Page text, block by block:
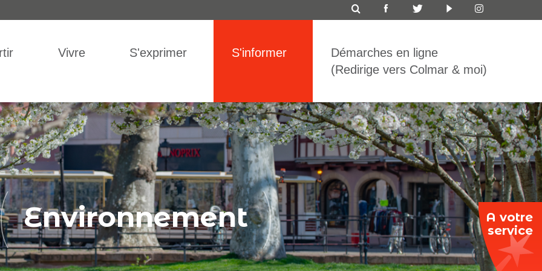
A votre
service
ICON
TOP
BAR
Vivre S'exprimer S'informer
Démarches en ligne
(Redirige vers Colmar & moi)
Environnement